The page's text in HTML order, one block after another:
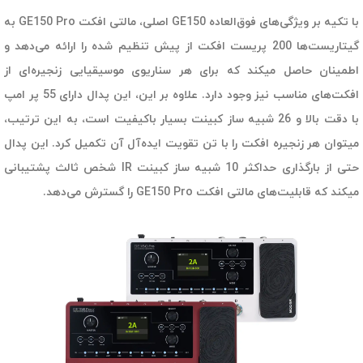
با تکیه بر ویژگی‌های فوق‌العاده GE150 اصلی، مالتی افکت GE150 Pro به
گیتاریست‌ها 200 پریست افکت از پیش تنظیم شده را ارائه می‌دهد و
اطمینان حاصل میکند که برای هر سناریوی موسیقیایی زنجیره‌ای از
افکت‌های مناسب نیز وجود دارد. علاوه بر این، این پدال دارای 55 پر امپ
با دقت بالا و 26 شبیه ساز کبینت بسیار باکیفیت است، به این ترتیب،
میتوان هر زنجیره افکت را با تن تقویت ایده‌آل آن تکمیل کرد. این پدال
حتی از بارگذاری حداکثر 10 شبیه ساز کبینت IR شخص ثالث پشتیبانی
میکند که قابلیت‌های مالتی افکت GE150 Pro را گسترش می‌دهد.